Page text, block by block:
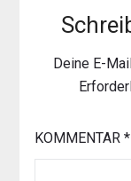
Deine E-
KOMMENTAR *